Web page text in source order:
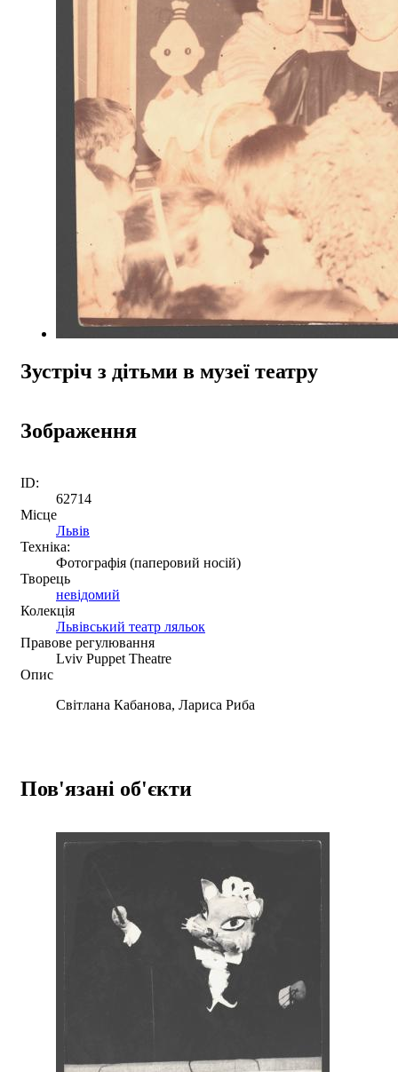
Зустріч з дітьми в музеї театру
Зображення
ID:
62714
Місце
Львів
Техніка:
Фотографія (паперовий носій)
Творець
невідомий
Колекція
Львівський театр ляльок
Правове регулювання
Lviv Puppet Theatre
Опис
Світлана Кабанова, Лариса Риба
Пов'язані об'єкти